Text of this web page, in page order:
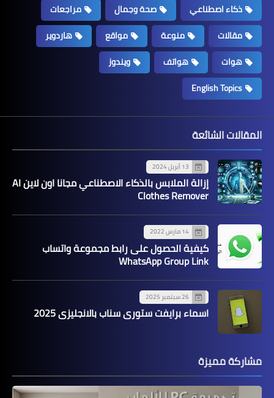
ذكاء اصطناعي
صحة وجمال
مراجعات
مقالات
منوعة مواقع
هاردوير
هوات
هواتف
ويندوز
English Topics
المقالات الشائعة
13 أبريل 2024
إزالة الملابس بالذكاء الاصطناعي مجانا اون لاين AI
Clothes Remover
14 مارس 2022
كيفية الحصول على رابط مجموعة واتساب
WhatsApp Group Link
26 سبتمبر 2025
اسماء برايفت ستوري سناب بالانجليزي 2025
مشاركة مميزة